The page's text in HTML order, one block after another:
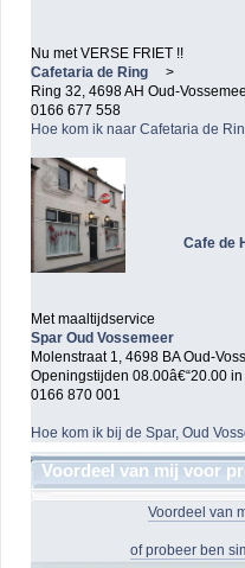
Nu met VERSE FRIET !!
Cafetaria de Ring
>
Ring 32, 4698 AH Oud-
0166 677 558
Hoe kom ik naar Cafetaria de
Cafe de
Met maaltijdservice
Spar Oud Vossemeer
Molenstraat 1, 4698 BA Oud-
Openingstijden 08.00â€“20.00
0166 870 001
Hoe kom ik bij de Spar, Oud
Voordeel van mij voor
Voordeel van
of probeer ben